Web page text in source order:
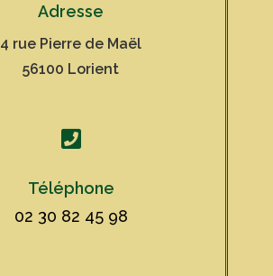
Adresse
4 rue Pierre de Maël
56100 Lorient

Téléphone
02 30 82 45 98